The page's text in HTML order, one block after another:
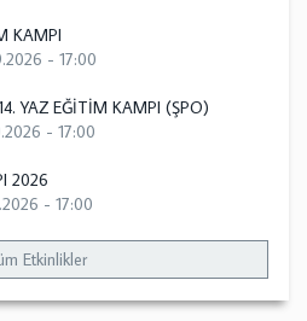
KAMPI
- 17:00
YAZ EĞİTİM KAMPI (ŞPO)
- 17:00
2026
- 17:00
Etkinlikler